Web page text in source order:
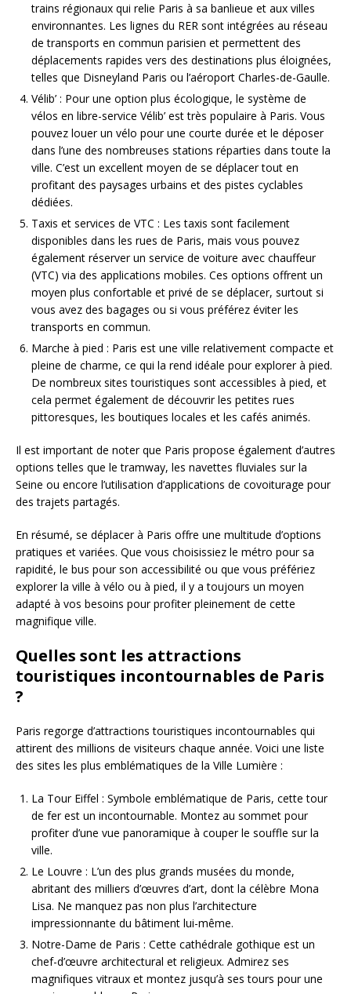
trains régionaux qui relie Paris à sa banlieue et aux villes
environnantes. Les lignes du RER sont intégrées au réseau
de transports en commun parisien et permettent des
déplacements rapides vers des destinations plus éloignées,
telles que Disneyland Paris ou l’aéroport Charles-de-Gaulle.
Vélib’ : Pour une option plus écologique, le système de
vélos en libre-service Vélib’ est très populaire à Paris. Vous
pouvez louer un vélo pour une courte durée et le déposer
dans l’une des nombreuses stations réparties dans toute la
ville. C’est un excellent moyen de se déplacer tout en
profitant des paysages urbains et des pistes cyclables
dédiées.
Taxis et services de VTC : Les taxis sont facilement
disponibles dans les rues de Paris, mais vous pouvez
également réserver un service de voiture avec chauffeur
(VTC) via des applications mobiles. Ces options offrent un
moyen plus confortable et privé de se déplacer, surtout si
vous avez des bagages ou si vous préférez éviter les
transports en commun.
Marche à pied : Paris est une ville relativement compacte et
pleine de charme, ce qui la rend idéale pour explorer à pied.
De nombreux sites touristiques sont accessibles à pied, et
cela permet également de découvrir les petites rues
pittoresques, les boutiques locales et les cafés animés.
Il est important de noter que Paris propose également d’autres
options telles que le tramway, les navettes fluviales sur la
Seine ou encore l’utilisation d’applications de covoiturage pour
des trajets partagés.
En résumé, se déplacer à Paris offre une multitude d’options
pratiques et variées. Que vous choisissiez le métro pour sa
rapidité, le bus pour son accessibilité ou que vous préfériez
explorer la ville à vélo ou à pied, il y a toujours un moyen
adapté à vos besoins pour profiter pleinement de cette
magnifique ville.
Quelles sont les attractions
touristiques incontournables de Paris
?
Paris regorge d’attractions touristiques incontournables qui
attirent des millions de visiteurs chaque année. Voici une liste
des sites les plus emblématiques de la Ville Lumière :
La Tour Eiffel : Symbole emblématique de Paris, cette tour
de fer est un incontournable. Montez au sommet pour
profiter d’une vue panoramique à couper le souffle sur la
ville.
Le Louvre : L’un des plus grands musées du monde,
abritant des milliers d’œuvres d’art, dont la célèbre Mona
Lisa. Ne manquez pas non plus l’architecture
impressionnante du bâtiment lui-même.
Notre-Dame de Paris : Cette cathédrale gothique est un
chef-d’œuvre architectural et religieux. Admirez ses
magnifiques vitraux et montez jusqu’à ses tours pour une